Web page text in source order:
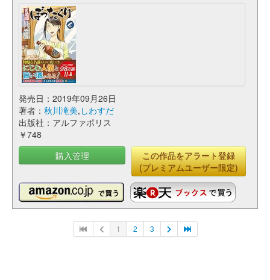
発売日：2019年09月26日
著者： 秋川滝美, しわすだ
出版社：アルファポリス
￥748
購入管理
この作品をアラート登録
(プレミアムユーザー限定)
1 2 3